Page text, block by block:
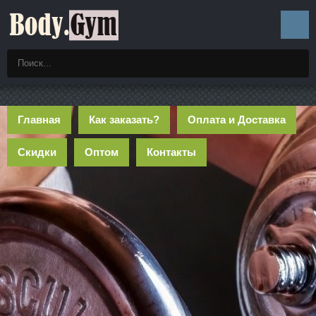
Главная Как заказать? Оплата и Доставка
Скидки Оптом Контакты